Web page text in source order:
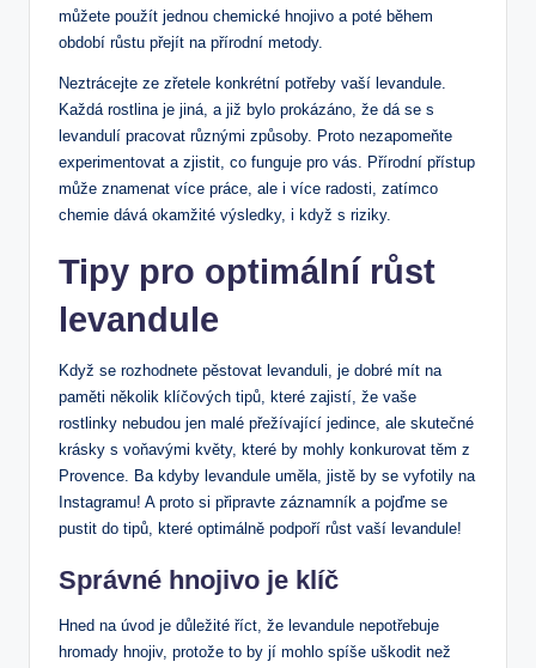
můžete použít jednou chemické hnojivo a poté během
období růstu přejít na přírodní metody.
Neztrácejte ze zřetele konkrétní potřeby vaší levandule.
Každá rostlina je jiná, a již bylo prokázáno, že dá se s
levandulí pracovat různými způsoby. Proto nezapomeňte
experimentovat a zjistit, co funguje pro vás. Přírodní přístup
může znamenat více práce, ale i více radosti, zatímco
chemie dává okamžité výsledky, i když s riziky.
Tipy pro optimální růst
levandule
Když se rozhodnete pěstovat levanduli, je dobré mít na
paměti několik klíčových tipů, které zajistí, že vaše
rostlinky nebudou jen malé přežívající jedince, ale skutečné
krásky s voňavými květy, které by mohly konkurovat těm z
Provence. Ba kdyby levandule uměla, jistě by se vyfotily na
Instagramu! A proto si připravte záznamník a pojďme se
pustit do tipů, které optimálně podpoří růst vaší levandule!
Správné hnojivo je klíč
Hned na úvod je důležité říct, že levandule nepotřebuje
hromady hnojiv, protože to by jí mohlo spíše uškodit než